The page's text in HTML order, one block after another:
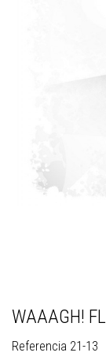
WAAAGH!
Referencia 21-13